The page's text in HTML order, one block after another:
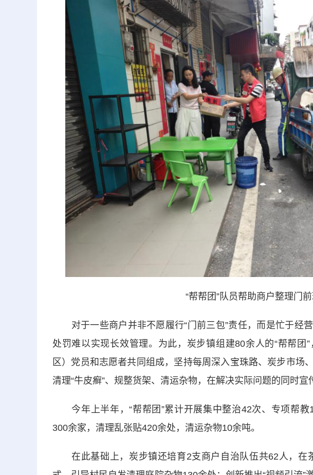
“帮帮团”队员帮助商户整理门
对于一些商户并非不愿履行“门前三包”责任，而是忙于经
处罚难以实现长效管理。为此，炭步镇组建80余人的“帮帮团
区）党员和志愿者共同组成，坚持每周深入宝珠路、炭步市场
清理“牛皮癣”、规整货架、清运杂物，在解决实际问题的同时宣
今年上半年，“帮帮团”累计开展集中整治42次、专项帮教
300余家，清理乱张贴420余处，清运杂物10余吨。
在此基础上，炭步镇还培育2支商户自治队伍共62人，在